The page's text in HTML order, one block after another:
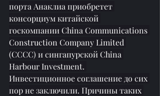
порта Анаклиа приобретет
консорциум китайской
госкомпании China Communications
Construction Company Limited
(CCCC) и сингапурской China
Harbour Investment.
Инвестиционное соглашение до сих
пор не заключили. Причины таких